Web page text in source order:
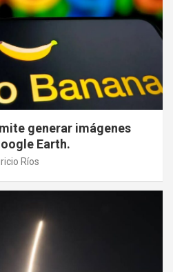
generar imágenes
Earth.
Ríos